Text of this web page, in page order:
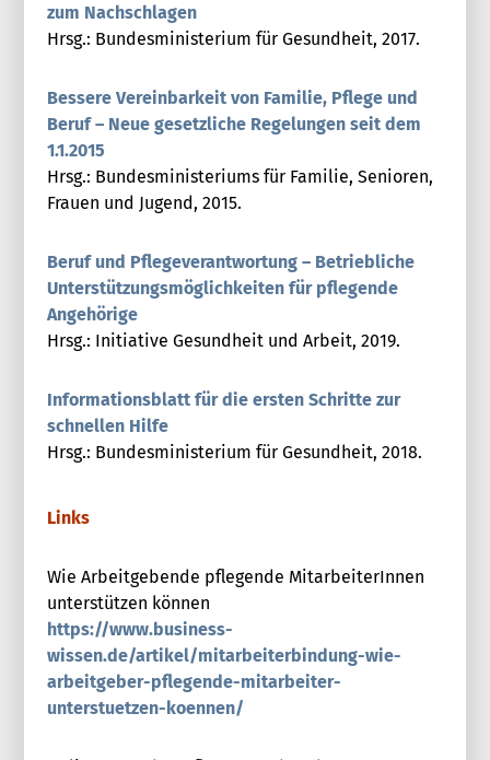
zum Nachschlagen
Hrsg.: Bundesministerium für Gesundheit, 2017.
Bessere Vereinbarkeit von Familie, Pflege und
Beruf – Neue gesetzliche Regelungen seit dem
1.1.2015
Hrsg.: Bundesministeriums für Familie, Senioren,
Frauen und Jugend, 2015.
Beruf und Pflegeverantwortung – Betriebliche
Unterstützungsmöglichkeiten für pflegende
Angehörige
Hrsg.: Initiative Gesundheit und Arbeit, 2019.
Informationsblatt für die ersten Schritte zur
schnellen Hilfe
Hrsg.: Bundesministerium für Gesundheit, 2018.
Links
Wie Arbeitgebende pflegende MitarbeiterInnen
unterstützen können
https://www.business-
wissen.de/artikel/mitarbeiterbindung-wie-
arbeitgeber-pflegende-mitarbeiter-
unterstuetzen-koennen/